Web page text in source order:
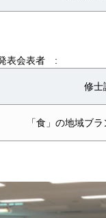
表会表者 :
修士
「食」の地域ブ